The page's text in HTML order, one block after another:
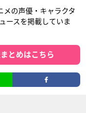
メの声優・キャラクタ
ースを掲載していま
とめはこちら